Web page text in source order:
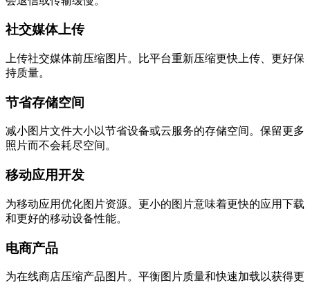
社交媒体上传
上传社交媒体前压缩图片。比平台重新压缩更快上传、更好保
持质量。
节省存储空间
减小图片文件大小以节省设备或云服务的存储空间。保留更多
照片而不会耗尽空间。
移动应用开发
为移动应用优化图片资源。更小的图片意味着更快的应用下载
和更好的移动设备性能。
电商产品
为在线商店压缩产品图片。平衡图片质量和快速加载以获得更